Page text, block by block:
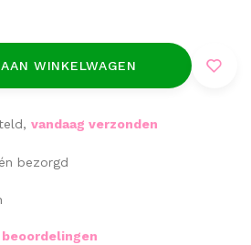
WINKELWAGEN
vandaag verzonden
bezorgd
beoordelingen